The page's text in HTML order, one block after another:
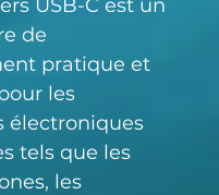
USB-C est un
de
pratique et
les
électroniques
tels que les
les